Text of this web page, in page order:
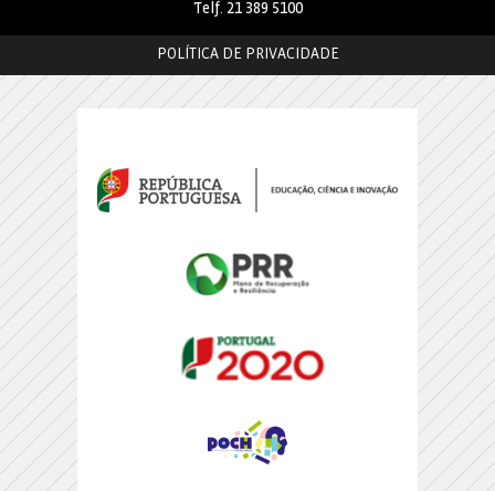
Telf. 21 389 5100
POLÍTICA DE PRIVACIDADE